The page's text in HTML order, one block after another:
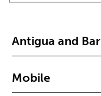
Mínimo 8
Una letra
Un caracter especial
Antigua and
Mobile